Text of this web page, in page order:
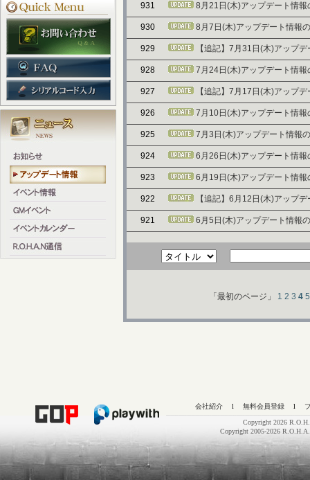
931 8月21日(木)アップデート情報
930 8月7日(木)アップデート情報
929 【追記】7月31日(木)アップ
928 7月24日(木)アップデート情報
927 【追記】7月17日(木)アップ
926 7月10日(木)アップデート情報
925 7月3日(木)アップデート情報
924 6月26日(木)アップデート情報
923 6月19日(木)アップデート情報
922 【追記】6月12日(木)アップ
921 6月5日(木)アップデート情報
「最初のページ」 1 2 3 4 5
会社紹介 l 無料会員登録 l
Copyright 2026
Copyright 2005-2026